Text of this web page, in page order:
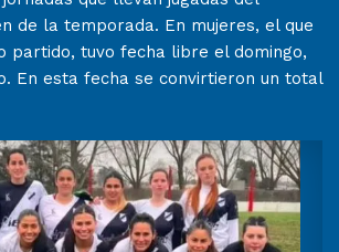
de la temporada. En mujeres, el que
partido, tuvo fecha libre el domingo,
En esta fecha se convirtieron un total